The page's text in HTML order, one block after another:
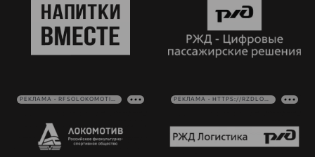
РЕКЛАМА • RFSOLOKOMOTIV.RU РЕКЛАМА • HTTPS://RZDLOG.RU/